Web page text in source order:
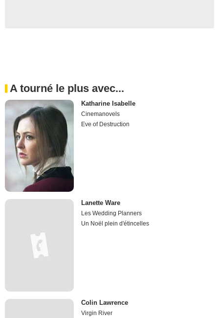
A tourné le plus avec...
Katharine Isabelle
Cinemanovels
Eve of Destruction
Lanette Ware
Les Wedding Planners
Un Noël plein d'étincelles
Colin Lawrence
Virgin River